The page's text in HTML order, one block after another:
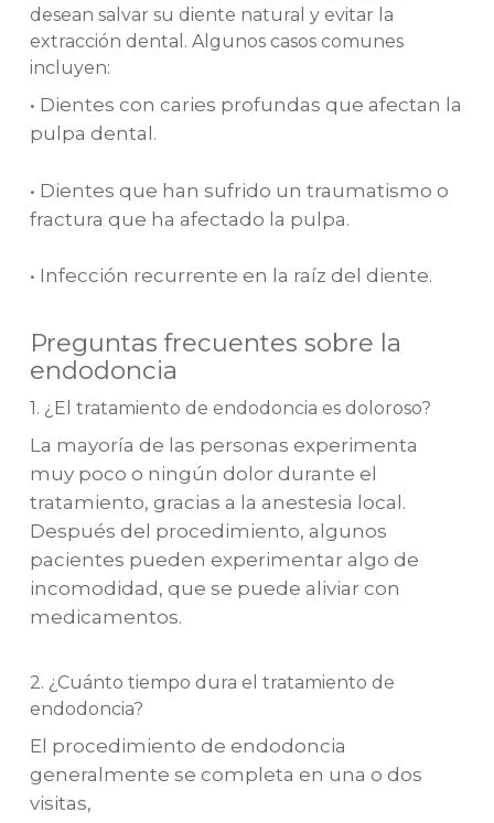
desean salvar su diente natural y evitar la
extracción dental. Algunos casos comunes
incluyen:
• Dientes con caries profundas que afectan la
pulpa dental.
• Dientes que han sufrido un traumatismo o
fractura que ha afectado la pulpa.
• Infección recurrente en la raíz del diente.
Preguntas frecuentes sobre la
endodoncia
1. ¿El tratamiento de endodoncia es doloroso?
La mayoría de las personas experimenta
muy poco o ningún dolor durante el
tratamiento, gracias a la anestesia local.
Después del procedimiento, algunos
pacientes pueden experimentar algo de
incomodidad, que se puede aliviar con
medicamentos.
2. ¿Cuánto tiempo dura el tratamiento de
endodoncia?
El procedimiento de endodoncia
generalmente se completa en una o dos
visitas,